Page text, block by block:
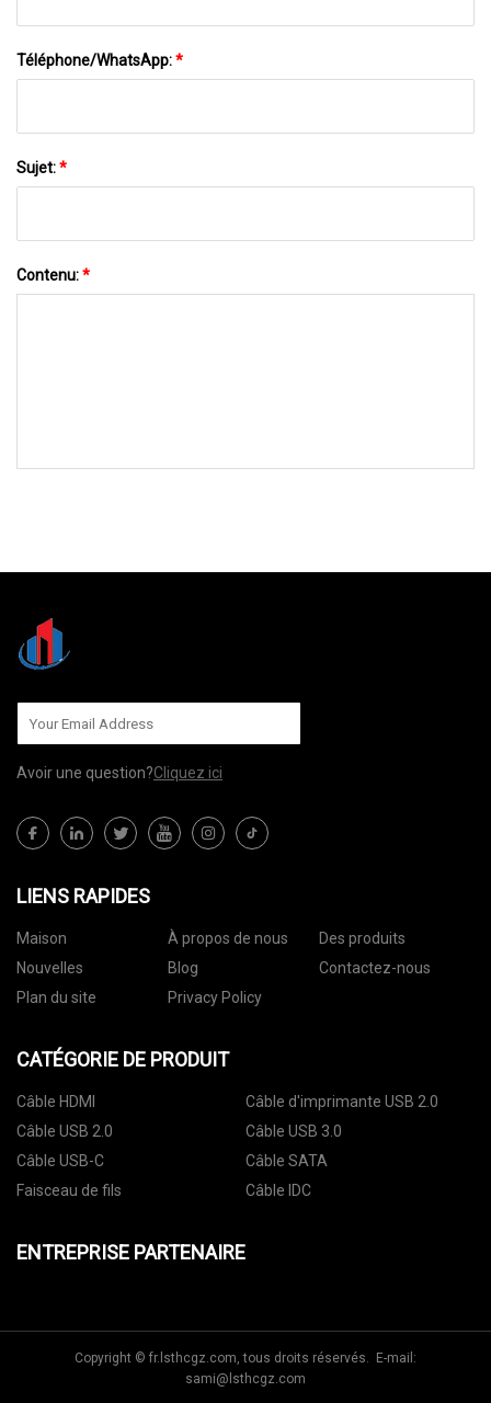
Téléphone/WhatsApp:*
Sujet:*
Contenu:*
Avoir une question?Cliquez ici
LIENS RAPIDES
Maison À propos de nous
Des produits
Nouvelles
Blog
Contactez-nous
Plan du site
Privacy Policy
CATÉGORIE DE PRODUIT
Câble HDMI
Câble d'imprimante USB 2.0
Câble USB 2.0
Câble USB 3.0
Câble USB-C
Câble SATA
Faisceau de fils
Câble IDC
ENTREPRISE PARTENAIRE
Copyright © fr.lsthcgz.com, tous droits réservés. E-mail:
sami@lsthcgz.com